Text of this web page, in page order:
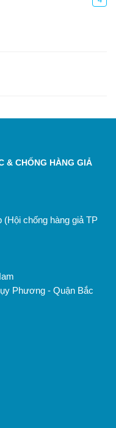
& CHỐNG HÀNG GIẢ
chống hàng giả TP
Phương - Quận Bắc